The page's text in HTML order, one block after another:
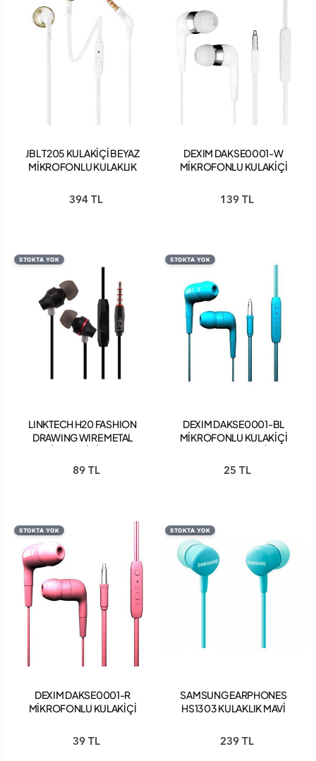
JBL T205 KULAKİÇİ BEYAZ
MİKROFONLU KULAKLIK
394 TL
DEXIM DAKSE0001-W
MİKROFONLU KULAKİÇİ
139 TL
STOKTA YOK
LINKTECH H20 FASHION
DRAWING WIRE METAL
89 TL
STOKTA YOK
DEXIM DAKSE0001-BL
MİKROFONLU KULAKİÇİ
25 TL
STOKTA YOK
DEXIM DAKSE0001-R
MİKROFONLU KULAKİÇİ
39 TL
STOKTA YOK
SAMSUNG EARPHONES
HS1303 KULAKLIK MAVİ
239 TL